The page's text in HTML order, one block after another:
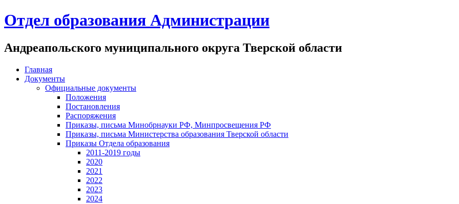
Отдел образования Администрации
Андреапольского муниципального округа Тверской области
Главная
Документы
Официальные документы
Положения
Постановления
Распоряжения
Приказы, письма Минобрнауки РФ, Минпросвещения РФ
Приказы, письма Министерства образования Тверской области
Приказы Отдела образования
2011-2019 годы
2020
2021
2022
2023
2024